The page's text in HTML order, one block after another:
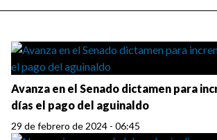
Avanza en el Senado dictamen para
días el pago del aguinaldo
29 de febrero de 2024 - 06:45